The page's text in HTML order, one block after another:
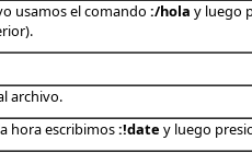
usamos el comando :/hola y luego
archivo.
hora escribimos:!date y luego